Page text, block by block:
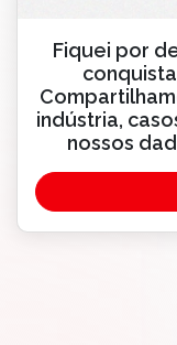
Fiquei por
indústria,
nossos